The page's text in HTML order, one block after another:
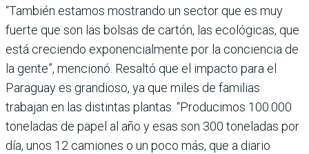
“También estamos mostrando un sector que es muy
fuerte que son las bolsas de cartón, las ecológicas, que
está creciendo exponencial­mente por la conciencia de
la gente”, mencionó. Resaltó que el impacto para el
Paraguay es grandioso, ya que miles de familias
trabajan en las dis­tintas plantas. “Producimos 100.000
toneladas de papel al año y esas son 300 toneladas por
día, unos 12 camiones o un poco más, que a diario